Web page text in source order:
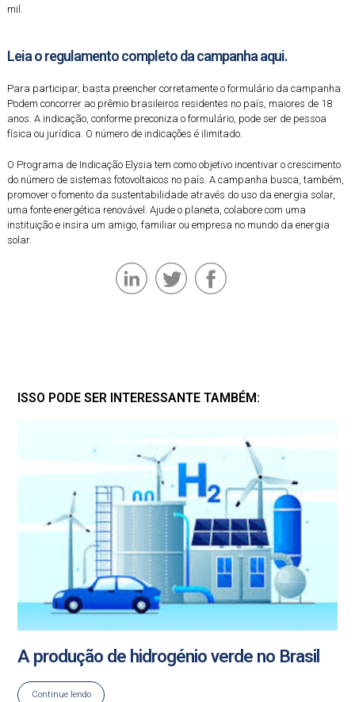
mil.
Leia o regulamento completo da campanhaaqui.
Para participar, basta preencher corretamente o formulário da campanha.
Podem concorrer ao prêmio brasileiros residentes no país, maiores de 18
anos. A indicação, conforme preconiza o formulário, pode ser de pessoa
física ou jurídica. O número de indicações é ilimitado.
O Programa de Indicação Elysia tem como objetivo incentivar o crescimento
do número de sistemas fotovoltaicos no país. A campanha busca, também,
promover o fomento da sustentabilidade através do uso da energia solar,
uma fonte energética renovável. Ajude o planeta, colabore com uma
instituição e insira um amigo, familiar ou empresa no mundo da energia
solar.
ISSO PODE SER INTERESSANTE TAMBÉM:
A produção de hidrogénio verde no Brasil
Continue lendo